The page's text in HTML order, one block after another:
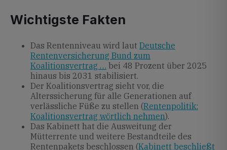
Wichtigste Fakten
Das Rentenniveau wird laut Deutsche
Rentenversicherung Bund zum
Koalitionsvertrag … bei 48 Prozent über 2025
hinaus bis 2031 stabilisiert.
Der Koalitionsvertrag sieht vor, die
Alterssicherung für alle Generationen auf
verlässliche Füße zu stellen (Rentenpolitik:
Koalitionsvertrag wörtlich nehmen).
Das Kabinett hat die Ausweitung der
Mütterrente und weitere Bestandteile des
Rentenpakets beschlossen (Kabinett beschließt